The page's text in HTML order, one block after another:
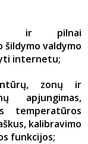
ir pilnai
valdymo
internetu;
zonų ir
apjungimas,
temperatūros
kalibravimo
funkcijos;